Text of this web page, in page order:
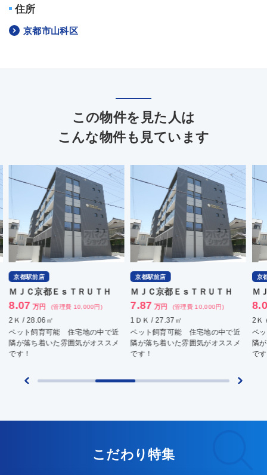
住所
京都市山科区
この物件を見た人は
こんな物件も見ています
京都駅前店
ＭＪＣ京都ＥｓＴＲＵＴＨ
7.87 万円 (管理費 10,000円)
1ＤＫ / 27.37㎡
ペット飼育可能 住宅地の中で近
隣が落ち着いた雰囲気がオススメ
です！
京都駅前店
ＭＪＣ京都ＥｓＴＲＵＴＨ
8.07 万円 (管理費 10,000円)
2Ｋ / 29.4㎡
ペット飼育可能 住宅地の中で近
隣が落ち着いた雰囲気がオススメ
です！
京
Ｍ
2Ｋ
ペ
隣
で
こだわり特集